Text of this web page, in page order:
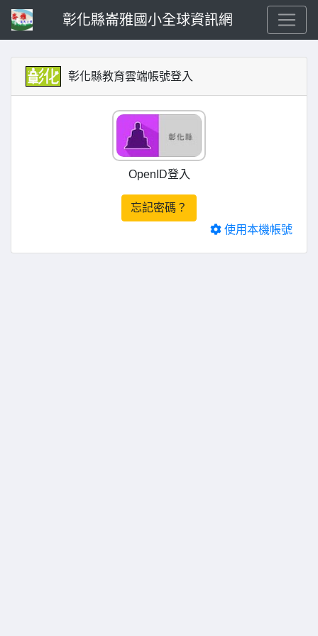
彰化縣崙雅國小全球資訊網
彰化縣教育雲端帳號登入
OpenID登入
忘記密碼？
使用本機帳號